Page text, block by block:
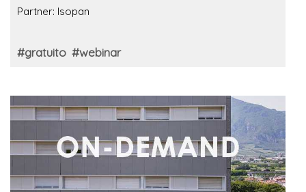
Partner: Isopan
#gratuito #webinar